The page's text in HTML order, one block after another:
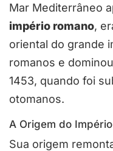
Mar Mediterrâneo
império romano,
oriental do grande
romanos e
1453, quando foi
otomanos.
A Origem do Império
Sua origem